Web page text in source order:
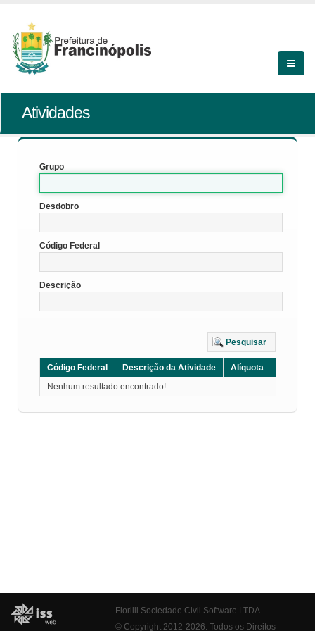
Atividades
Grupo
Desdobro
Código Federal
Descrição
Pesquisar
Código Federal Descrição da Atividade Alíquota
Nenhum resultado encontrado!
Fiorilli Sociedade Civil Software LTDA
© Copyright 2012-2026. Todos os Direitos